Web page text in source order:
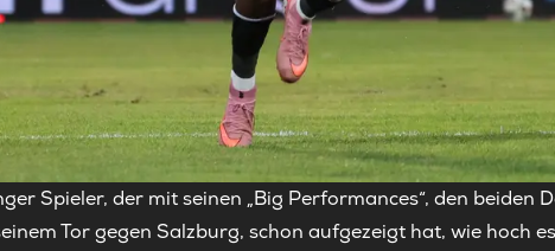
Spieler, der mit seinen „Big Performances“, den beiden
Tor gegen Salzburg, schon aufgezeigt hat, wie hoch